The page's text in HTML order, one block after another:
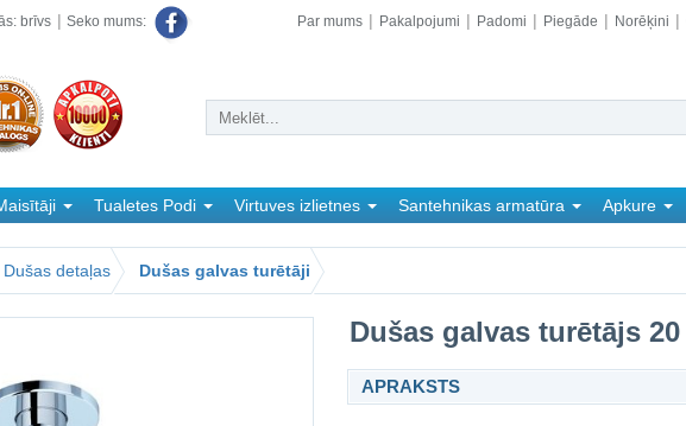
brīvs
Seko mums: Par mums Pakalpojumi Padomi Piegāde Norēķini
Tualetes Podi Virtuves izlietnes Santehnikas armatūra Apkure
Dušas detaļas Dušas galvas turētāji
Dušas galvas turētājs 20
APRAKSTS